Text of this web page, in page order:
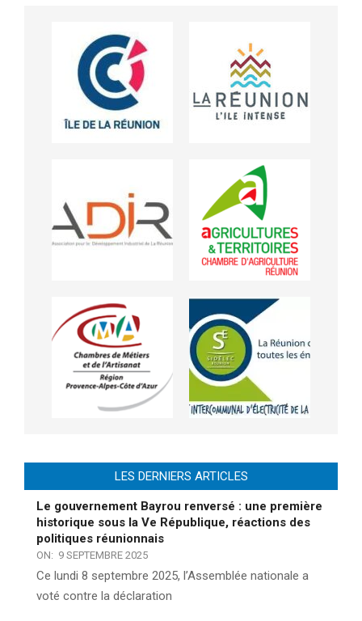
LES DERNIERS ARTICLES
Le gouvernement Bayrou renversé : une première
historique sous la Ve République, réactions des
politiques réunionnais
ON: 9 SEPTEMBRE 2025
Ce lundi 8 septembre 2025, l’Assemblée nationale a
voté contre la déclaration